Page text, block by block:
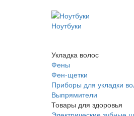
Ноутбуки
Укладка волос
Фены
Фен-щетки
Приборы для укладки
Выпрямители
Товары для здоровья